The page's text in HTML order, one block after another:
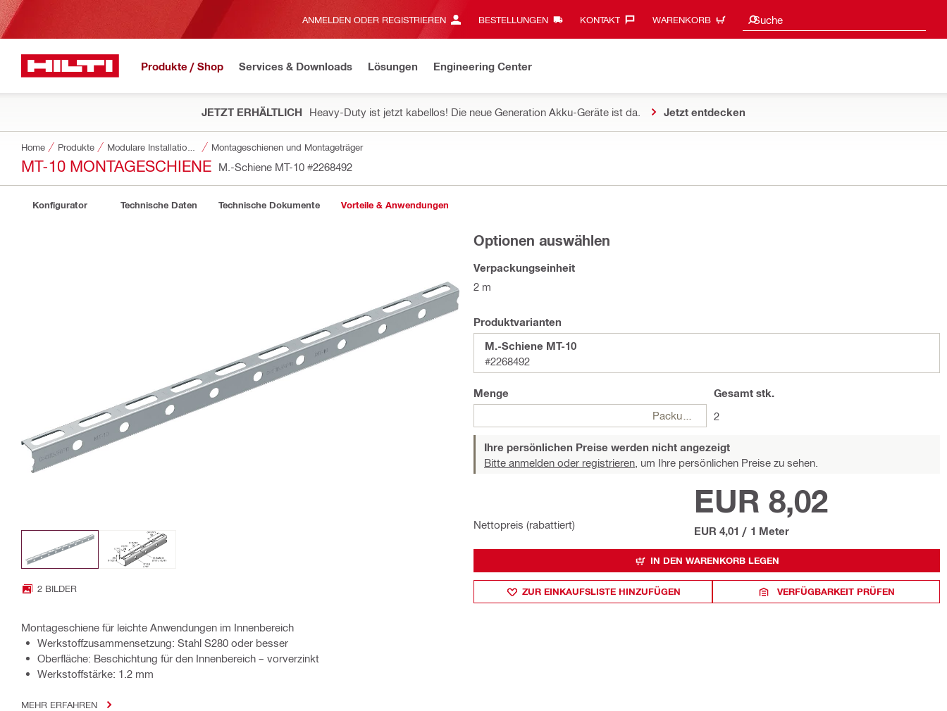
ANMELDEN ODER REGISTRIEREN BESTELLUNGEN KONTAKT‎ WARENKORB Suche
Suchvorschläge
Produkte / Shop Services & Downloads Lösungen Engineering Center
JETZT ERHÄLTLICH Heavy-Duty ist jetzt kabellos! Die neue Generation Akku-Geräte ist da. Jetzt entdecken
Home Produkte Montageschienen und Montageträger
MT-10 MONTAGESCHIENE M.-Schiene MT-10 #2268492
Konfigurator Technische Daten Technische Dokumente Vorteile & Anwendungen
2 BILDER
Montageschiene für leichte Anwendungen im Innenbereich
Werkstoffzusammensetzung: Stahl S280 oder besser
Oberfläche: Beschichtung für den Innenbereich – vorverzinkt
Werkstoffstärke: 1.2 mm
MEHR ERFAHREN
Optionen auswählen
Verpackungseinheit
2 m
Produktvarianten
M.-Schiene MT-10
#2268492
Menge
Gesamt stk.
2
Ihre persönlichen Preise werden nicht angezeigt
Bitte anmelden oder registrieren, um Ihre persönlichen Preise zu sehen.
Nettopreis (rabattiert)
EUR 8,02
EUR 4,01 / 1 Meter
IN DEN WARENKORB LEGEN
ZUR EINKAUFSLISTE HINZUFÜGEN VERFÜGBARKEIT PRÜFEN